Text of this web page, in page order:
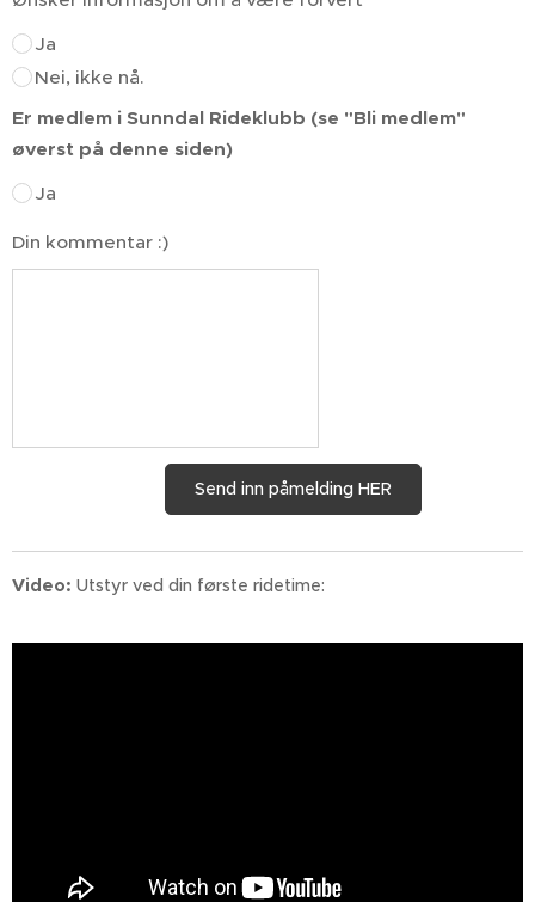
Ja
Nei, ikke nå.
Er medlem i Sunndal Rideklubb (se "Bli medlem"
øverst på denne siden)
Ja
Din kommentar :)
Send inn påmelding HER
Video: Utstyr ved din første ridetime: